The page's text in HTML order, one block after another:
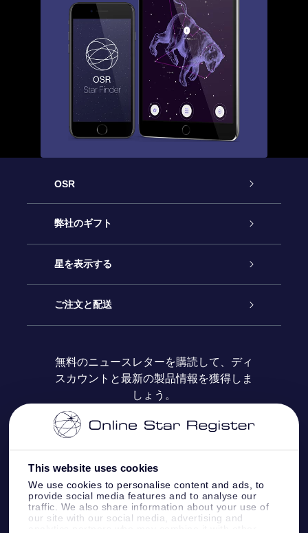
This website uses cookies
We use cookies to personalise content and ads, to
provide social media features and to analyse our
traffic. We also share information about your use of
our site with our social media, advertising and
OSR
カスタマーサービス
お問い合わせ
ブログ
レビュー
弊社のギフト
Online Starギフト
OSRギフトパック
OSR ギフトカード
法人ギフト
星を表示する
星の登録
カスタマイズされたStar Page
One Million Stars
OSR Starsaver
星間飛行VRアプリ
ご注文と配送
お支払いに関する情報
配送に関する情報
返品ポリシ
星座
無料のニュースレターを購読して、ディ
スカウントと最新の製品情報を獲得しま
しょう。